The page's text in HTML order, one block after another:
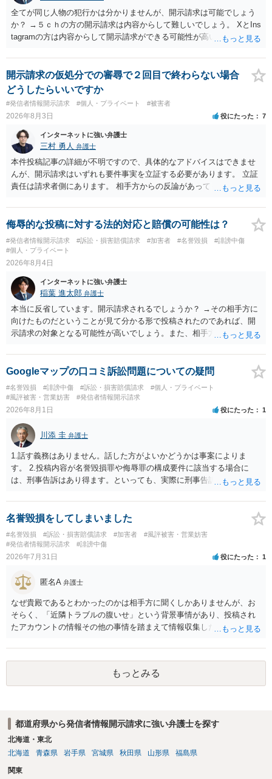
全てが同じ人物の犯行かは分かりませんが、開示請求は可能でしょう
か？ →５ｃｈの方の開示請求は内容からして難しいでしょう。 XとIns
tagramの方は内容からして開示請求ができる可能性が高いでしょう。
いでしょう。７月中にアカウントが削除されている場合、今から進め
ても失敗する可能性が高いように思われます。 相手を特定できた場
合、相手に全ての弁護士費用を負担させることは可能でしょうか？ →
訴訟外の交渉で相手方が認めれば負担させることができるでしょう。
訴訟で判決となった場合は、実際の弁護士費用が認められる場合と認
められない場合があり何ともいえないところでしょう。
開示請求の仮処分での審尋で２回目で終わらない場合
どうしたらいいですか
#発信者情報開示請求 #個人・プライベート #被害者
2026年8月3日 役にたった 7
インターネットに強い弁護士
三村 勇人 弁護士
本件投稿記事の詳細が不明ですので、具体的なアドバイスはできませ
んが、開示請求はいずれも要件事実を立証する必要があります。 立証
責任は請求者側にあります。 相手方からの反論があっても、裁判官が
方が口頭で反論したのは、仮処分は迅速性が要求されるためです。 書
面での反論となれば、より遅延する可能性がございます。 また、本件
はXのため、APのIPアドレスの保存期間の問題もございます。 開示請
求は法律知識が不可欠ですが、それだけでは足りず、実務を踏まえた
方法を選択することが重要です。
侮辱的な投稿に対する法的対応と賠償の可能性は？
#発信者情報開示請求 #訴訟・損害賠償請求 #加害者 #名誉毀損
#誹謗中傷
#個人・プライベート
2026年8月4日
インターネットに強い弁護士
稲葉 進太郎 弁護士
本当に反省しています。開示請求されるでしょうか？ →その相手方に
向けたものだということが見て分かる形で投稿されたのであれば、開
示請求の対象となる可能性が高いでしょう。また、相手方の投稿した
と存じます。発信者情報開示請求が進むと、投稿に使った回線の契約
者のところに、意見照会がなされます。アカウント情報開示の場合
は、アカウントの登録メールに意見照会がなされます。 また、された
場合賠償金はいくらでしょうか。 →ケースバイケースであり、数万円
から１００万単位まで様々でしょう。裁判外であれば交渉して相手方
Googleマップの口コミ訴訟問題についての疑問
#名誉毀損 #誹謗中傷 #訴訟・損害賠償請求
#個人・プライベート
#風評被害・営業妨害
#発信者情報開示請求
2026年8月1日 役にたった 1
川添 圭 弁護士
1.話す義務はありません。話した方がよいかどうかは事案によりま
す。 2.投稿内容が名誉毀損罪や侮辱罪の構成要件に該当する場合に
は、刑事告訴はあり得ます。といっても、実際に刑事告訴に動くかど
です。Googleは電話番号の開示請求もできることが多いので、少しで
も特定可能になるよう、複数ルートで開示請求が行われることが多い
です。さらにいえば、利用者からの口コミ投稿の場合、開示請求者は
ある程度対象者を特定できている（ただし証拠による裏付けか必要な
ので発信者情報開示請求をする）というケースが比較的多いと思われ
名誉毀損をしてしまいました
#名誉毀損 #訴訟・損害賠償請求 #加害者
#風評被害・営業妨害
#発信者情報開示請求
#誹謗中傷
2026年7月31日 役にたった 1
匿名A 弁護士
なぜ貴殿であるとわかったのかは相手方に聞くしかありませんが、お
そらく、「近隣トラブルの腹いせ」という背景事情があり、投稿され
たアカウントの情報その他の事情を踏まえて情報収集した結果、この
貴殿が投稿した事実を認めてしまったことで「答え合わせ」になって
しまったのではないでしょうか。 相手方の動きについても、相手方次
第ですので何とも言えません。公開の場で回答するには情報が乏し
く、ここで詳細を明らかにすることは事案の特定に繋がってしまうの
もっとみる
都道府県から発信者情報開示請求に強い弁護士を探す
北海道・東北
北海道
青森県 岩手県 宮城県 秋田県 山形県 福島県
関東